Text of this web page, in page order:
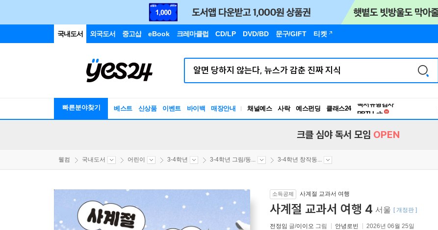
국내도서 외국도서 중고샵 eBook 크레마클럽 CD/LP DVD/BD 문구/GIFT 티켓
빠른분야찾기 베스트 신상품 이벤트 바이백 매장안내 채널예스 사락 예스펀딩 클래스24
RBTI Lab
독서유형검사
크클 심야 독서 모임 OPEN
웰컴 국내도서 어린이 3-4학년 3-4학년 그림/동... 3-4학년 창작동...
소득공제 사계절 교과서 여행
사계절 교과서 여행 4 서울 [ 개정판 ]
전정임 글/이이오 그림 안녕로빈 2026년 06월 25일